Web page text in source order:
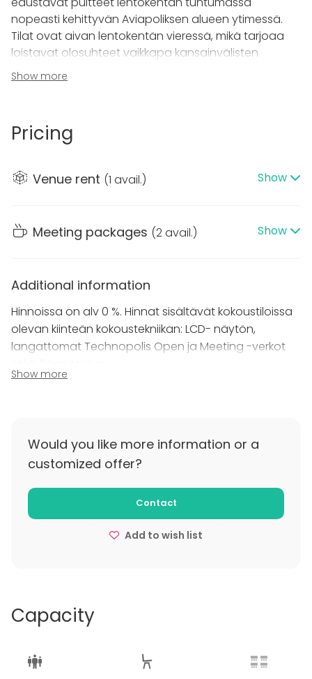
nopeasti kehittyvän Aviapoliksen alueen ytimessä.
Tilat ovat aivan lentokentän vieressä, mikä tarjoaa
loistavat olosuhteet vaikkapa kansainvälisten
kokousten järjestämiseen.
langaton internet-yhteys, muistiinpanovälineet sekä
LCD-näyttö/dataprojektori.
Technopoliksella vastuullisuus on huomioitu
kaikessa kierrätyksestä ja catering-palveluista
Show more
Pricing
Venue rent (1 avail.) Show
Meeting packages (2 avail.) Show
Additional information
Hinnoissa on alv 0 %. Hinnat sisältävät kokoustiloissa
olevan kiinteän kokoustekniikan: LCD- näytön,
langattomat Technopolis Open ja Meeting -verkot
Varaus on peruttavissa ilman kuluja 48 tuntia ennen
tilaisuutta. Mikäli varaus perutaan 24 tuntia ennen
varauksen kokonaisarvosta.
Show more
Would you like more information or a
customized offer?
Contact
Add to wish list
Capacity